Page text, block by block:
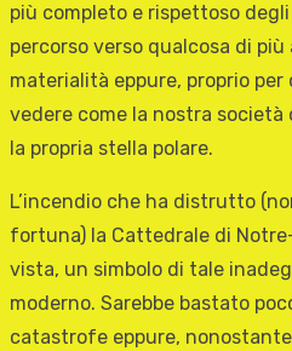
più completo e rispettoso
percorso verso qualcosa di
materialità eppure, proprio per
vedere come la nostra
la propria stella polare.
L’incendio che ha distrutto
fortuna) la Cattedrale di
vista, un simbolo di tale
moderno. Sarebbe bastato
catastrofe eppure,